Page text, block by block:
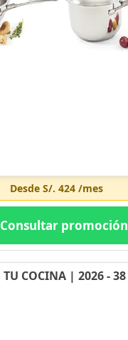
Desde S/. 424/mes
Consultar promoción
COCINA | 2026 - 38